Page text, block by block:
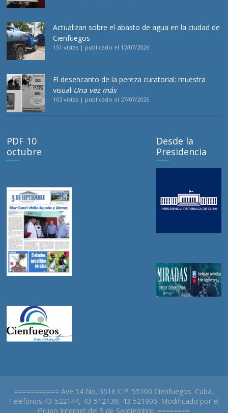
Actualizan sobre el abasto de agua en la ciudad de
Cienfuegos
151 vistas | publicado el 12/07/2026
El desencanto de la pereza curatorial: muestra
visual Una vez más
103 vistas | publicado el 27/07/2026
PDF 10
octubre
Desde la
Presidencia
=========== Ave 54 No. 3516 C.P. 55100 Cienfuegos. Cuba.
Teléfonos:43-522144, 43-512139, 43-521906. Modificado por el
Grupo Internet del 5 de Septiembre. ========